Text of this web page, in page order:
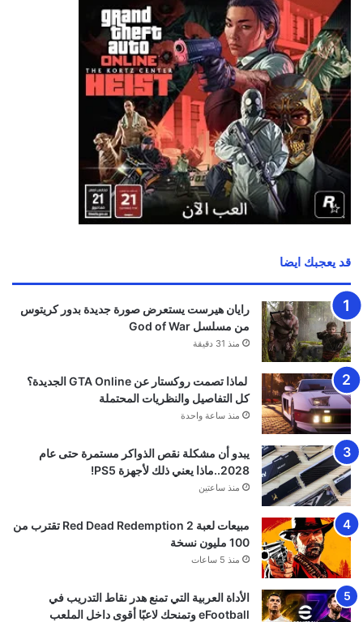
قد يعجبك ايضا
رايان هيرست يستعرض صورة جديدة بدور كريتوس
من مسلسل God of War
منذ 31 دقيقة
لماذا تصمت روكستار عن GTA Online الجديدة؟
كل التفاصيل والنظريات المحتملة
منذ ساعة واحدة
يبدو أن مشكلة نقص الذواكر مستمرة حتى عام
2028..ماذا يعني ذلك لأجهزة PS5!
منذ ساعتين
مبيعات لعبة Red Dead Redemption 2 تقترب من
100 مليون نسخة
منذ 5 ساعات
الأداة العربية التي تمنع هدر نقاط التدريب في
eFootball وتمنحك لاعبًا أقوى داخل الملعب